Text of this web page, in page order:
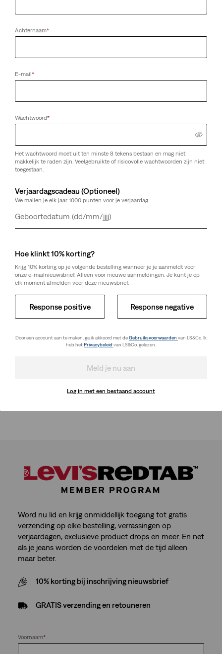
Achternaam*
E-mail*
Wachtwoord*
Het wachtwoord moet uit ten minste 8 tekens bestaan en mag niet
makkelijk te raden zijn. Veelgebruikte of risicovolle wachtwoorden zijn niet
toegestaan.
Verjaardagscadeau (Optioneel)
We mailen je elk jaar 1000 punten voor je verjaardag.
Dag
Maand
Jaar
Hoe klinkt 10% korting?
Krijg 10% korting op je volgende bestelling wanneer je je aanmeldt voor
onze e-mailnieuwsbrief. Alleen voor nieuwe aanmeldingen. Je kunt je op
elk moment afmelden voor deze nieuwsbrief.
Response positive Response negative
Door een account aan te maken, ga ik akkoord met deGebruiksvoorwaarden van LS&Co. Ik
heb hetPrivacybeleid van LS&Co. gelezen.
Meld je nu aan
Log in met een bestaand account
Word nu lid en krijg onmiddellijk toegang tot gratis
verzending op elke bestelling, verrassingen op
verjaardagen, exclusieve product drops en meer. En net
als je jeans worden de voordelen met de tijd alleen
maar beter.
10% korting bij inschrijving nieuwsbrief
GRATIS verzending en retouneren
Voornaam*